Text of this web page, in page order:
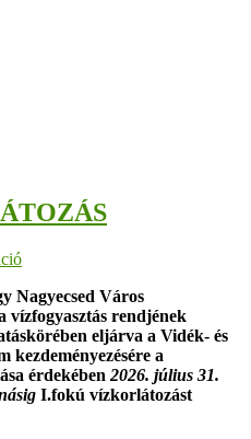
Nagyecsed Város
vízfogyasztás rendjének
eljárva a Vidék- és
kezdeményezésére a
érdekében 2026. július 31.
I.fokú vízkorlátozást